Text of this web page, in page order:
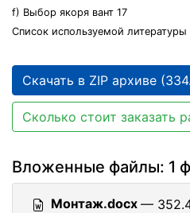
f) Выбор якоря вант 17
Список используемой литературы
Скачать в ZIP архиве
Сколько стоит заказать
Вложенные файлы: 1
Монтаж.docx —